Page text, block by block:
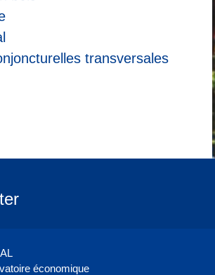
transversales
économique